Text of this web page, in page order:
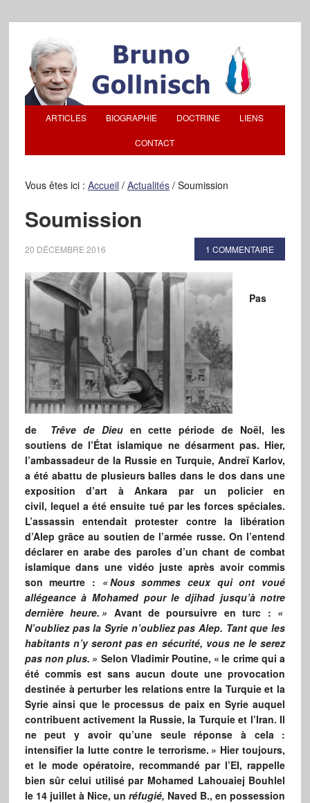
ARTICLES BIOGRAPHIE DOCTRINE LIENS
CONTACT
Vous êtes ici : Accueil / Actualités /Soumission
Soumission
20 DÉCEMBRE 2016 1 COMMENTAIRE
Pas
de Trêve de Dieuen cette période de Noël, les
soutiens de l’État islamique ne désarment pas. Hier,
l’ambassadeur de la Russie en Turquie, Andreï Karlov,
a été abattu de plusieurs balles dans le dos dans une
exposition d’art à Ankara par un policier en
civil, lequel a été ensuite tué par les forces spéciales.
L’assassin entendait protester contre la libération
d’Alep grâce au soutien de l’armée russe. On l’entend
déclarer en arabe des paroles d’un chant de combat
islamique dans une vidéo juste après avoir commis
son meurtre : «Nous sommes ceux qui ont voué
allégeance à Mohamed pour le djihad jusqu’à notre
dernière heure. » Avant de poursuivre en turc : «
N’oubliez pas la Syrie n’oubliez pas Alep. Tant que les
habitants n’y seront pas en sécurité, vous ne le serez
pas non plus. » Selon Vladimir Poutine, « le crime qui a
été commis est sans aucun doute une provocation
destinée à perturber les relations entre la Turquie et la
Syrie ainsi que le processus de paix en Syrie auquel
contribuent activement la Russie, la Turquie et l’Iran. Il
ne peut y avoir qu’une seule réponse à cela :
intensifier la lutte contre le terrorisme. » Hier toujours,
et le mode opératoire, recommandé par l’EI, rappelle
bien sûr celui utilisé par Mohamed Lahouaiej Bouhlel
le 14 juillet à Nice, unréfugié, Naved B., en possession